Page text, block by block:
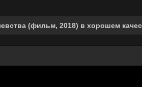
(фильм, 2018) в хорошем